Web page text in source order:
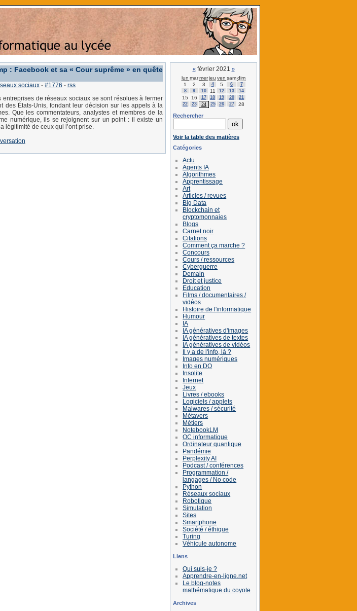
: Facebook et sa « Cour suprême » en quête
sociaux - #1776 - rss
de réseaux sociaux se sont résolues à fermer
des États-Unis, fondant leur décision sur les appels à la
Que les commentateurs, analystes et membres de la
numérique, ils se rejoignent sur un point : il existe un
légitimité de ceux qui l’ont prise.
«février 2021 »
lun marmerjeu ven samdim
1
2 3 4 5 6
7
8
9 10 11 12 13 14
15 16 17 18 19 20
21
22
23 24 25 26 27 28
Rechercher
Voir la table des matières
Catégories
Actu
Agents IA
Algorithmes
Apprentissage
Art
Articles / revues
Big Data
Blockchain et
cryptomonnaies
Blogs
Carnet noir
Citations
Comment ça marche ?
Concours
Cours / ressources
Cyberguerre
Demain
Droit et justice
Education
Films / documentaires /
vidéos
Histoire de l'informatique
Humour
IA
IA génératives d'images
IA génératives de textes
IA génératives de vidéos
Il y a de l'info, là ?
Images numériques
Info en DO
Insolite
Internet
Jeux
Livres / ebooks
Logiciels / applets
Malwares / sécurité
Métavers
Métiers
NotebookLM
OC informatique
Ordinateur quantique
Pandémie
Perplexity AI
Podcast / conférences
Programmation /
langages / No code
Python
Réseaux sociaux
Robotique
Simulation
Sites
Smartphone
Société / éthique
Turing
Véhicule autonome
Liens
Qui suis-je ?
Apprendre-en-ligne.net
Le blog-notes
mathématique du coyote
Archives